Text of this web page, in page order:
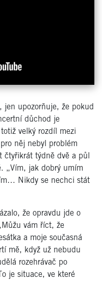
jen upozorňuje, že pokud
důchod je
velký rozdíl mezi
něj nebyl problém
čtyřikrát týdně dvě a půl
„Vím, jak dobrý umím
Nikdy se nechci stát
že opravdu jde o
vám říct, že
a moje současná
mě, když už nebudu
rozehrávač po
je situace, ve které